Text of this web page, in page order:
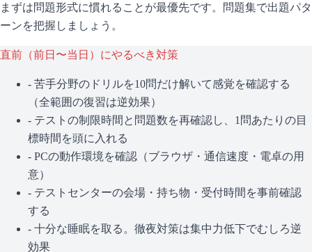
まずは問題形式に慣れることが最優先です。問題集で出題パタ
ーンを把握しましょう。
直前（前日〜当日）にやるべき対策
- 苦手分野のドリルを10問だけ解いて感覚を確認する
（全範囲の復習は逆効果）
- テストの制限時間と問題数を再確認し、1問あたりの目
標時間を頭に入れる
- PCの動作環境を確認（ブラウザ・通信速度・電卓の用
意）
- テストセンターの会場・持ち物・受付時間を事前確認
する
- 十分な睡眠を取る。徹夜対策は集中力低下でむしろ逆
効果